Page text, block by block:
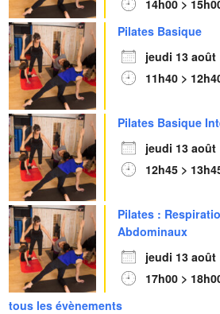
14h00 >
Pilates Basique
jeudi 13 août
11h40 >
Pilates Basique
jeudi 13 août
12h45 >
Pilates :
Abdominaux
jeudi 13 août
17h00 >
tous les évènements